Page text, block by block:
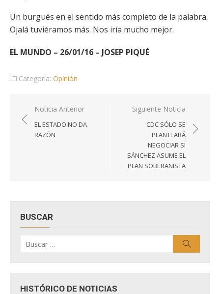
Un burgués en el sentido más completo de la palabra.
Ojalá tuviéramos más. Nos iría mucho mejor.
EL MUNDO – 26/01/16 – JOSEP PIQUÉ
Categoría: Opinión
Navegación
de
entradas
Noticia Anterior
EL ESTADO NO DA
RAZÓN
Siguiente Noticia
CDC SÓLO SE
PLANTEARÁ
NEGOCIAR SI
SÁNCHEZ ASUME EL
PLAN SOBERANISTA
BUSCAR
por:
HISTÓRICO DE NOTICIAS